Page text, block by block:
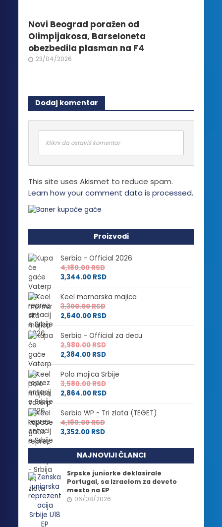
Novi Beograd poražen od
Olimpijakosa, Barseloneta
obezbedila plasman na F4
23/04/2026
Dodaj komentar
Klikni da ostaviš komentar
This site uses Akismet to reduce spam.
Learn how your comment data is processed.
Proizvodi
Serbia - Official 2026
4,180.00RSD
3,344.00 RSD
Keel mornarska majica
3,300.00RSD
2,640.00 RSD
Serbia - Official za decu
2,980.00RSD
2,384.00 RSD
Polo majica Srbije
3,580.00RSD
2,864.00 RSD
Serbia WP - Tri zlata (TEGET)
4,190.00RSD
3,352.00 RSD
NAJNOVIJI ČLANCI
Srpske juniorke deklasirale
Portugal, sa Izraelom za deveto
mesto na EP
06/08/2026